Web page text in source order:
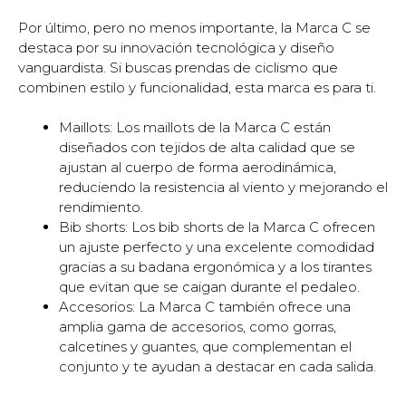
Por último, pero no menos importante, la Marca C se
destaca por su innovación tecnológica y diseño
vanguardista. Si buscas prendas de ciclismo que
combinen estilo y funcionalidad, esta marca es para ti.
Maillots: Los maillots de la Marca C están
diseñados con tejidos de alta calidad que se
ajustan al cuerpo de forma aerodinámica,
reduciendo la resistencia al viento y mejorando el
rendimiento.
Bib shorts: Los bib shorts de la Marca C ofrecen
un ajuste perfecto y una excelente comodidad
gracias a su badana ergonómica y a los tirantes
que evitan que se caigan durante el pedaleo.
Accesorios: La Marca C también ofrece una
amplia gama de accesorios, como gorras,
calcetines y guantes, que complementan el
conjunto y te ayudan a destacar en cada salida.